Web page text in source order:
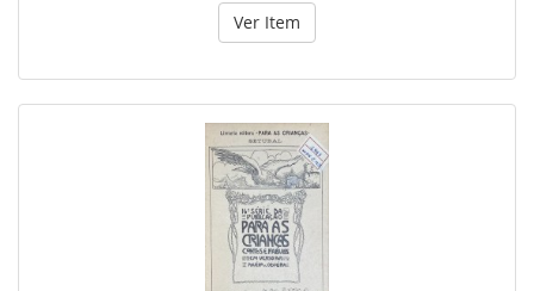
Ver Item